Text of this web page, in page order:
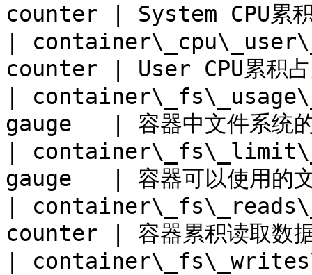
counter | System CPU累
|
counter | User CPU累积
|
gauge   | 容器中文件系
|
gauge   | 容器可以使用
|
counter | 容器累积读取
|